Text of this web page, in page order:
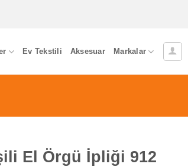
Ev Tekstili Aksesuar Markalar
El Örgü İpliği 912